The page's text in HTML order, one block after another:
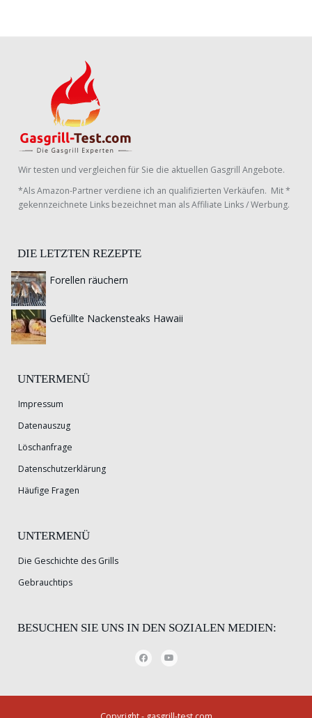
Wir testen und vergleichen für Sie die aktuellen Gasgrill Angebote.
*Als Amazon-Partner verdiene ich an qualifizierten Verkäufen. Mit *
gekennzeichnete Links bezeichnet man als Affiliate Links / Werbung.
DIE LETZTEN REZEPTE
Forellen räuchern
Gefüllte Nackensteaks Hawaii
UNTERMENÜ
Impressum
Datenauszug
Löschanfrage
Datenschutzerklärung
Häufige Fragen
UNTERMENÜ
Die Geschichte des Grills
Gebrauchtips
BESUCHEN SIE UNS IN DEN SOZIALEN MEDIEN: